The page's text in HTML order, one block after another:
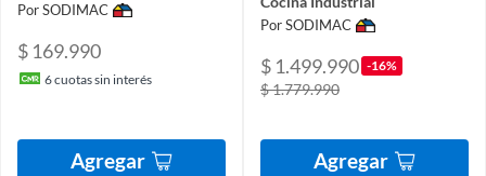
Por SODIMAC
$ 169.990
6cuotas sin interés
Agregar
Por SODIMAC
$ 1.499.990 -16%
$ 1.779.990
Agregar